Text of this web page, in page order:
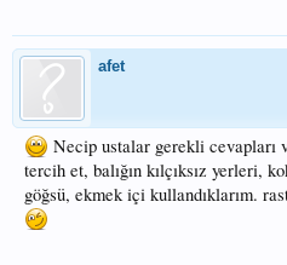
afet
Necip ustalar gerekli cevapları
tercih et, balığın kılçıksız yerleri,
göğsü, ekmek içi kullandıklarım.